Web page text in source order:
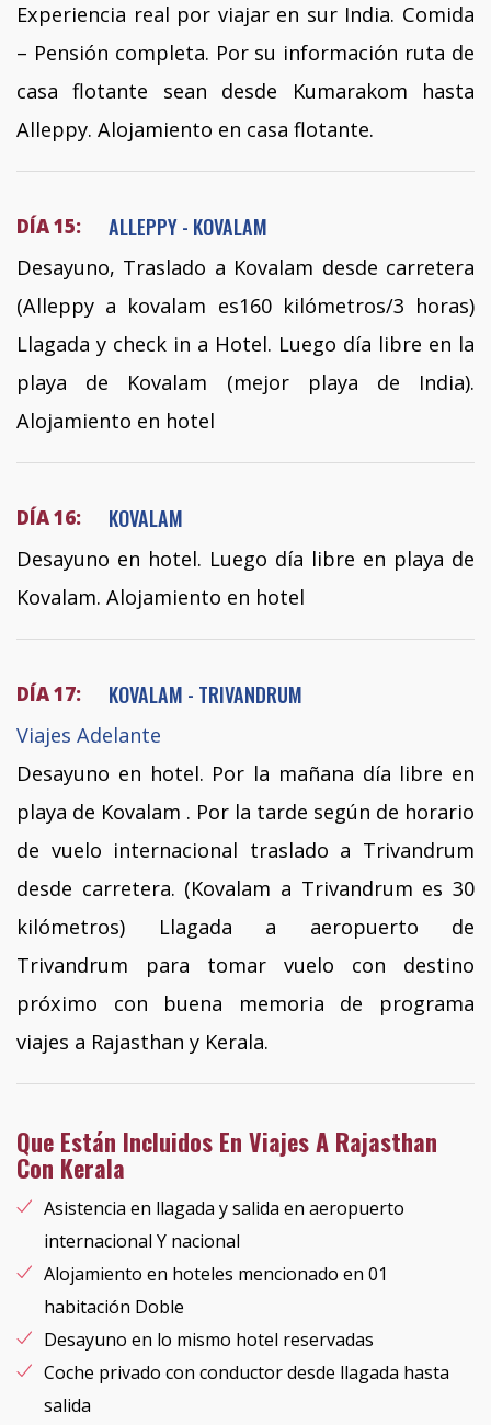
Experiencia real por viajar en sur India. Comida
– Pensión completa. Por su información ruta de
casa flotante sean desde Kumarakom hasta
Alleppy. Alojamiento en casa flotante.
DÍA 15: ALLEPPY - KOVALAM
Desayuno, Traslado a Kovalam desde carretera
(Alleppy a kovalam es160 kilómetros/3 horas)
Llagada y check in a Hotel. Luego día libre en la
playa de Kovalam (mejor playa de India).
Alojamiento en hotel
DÍA 16: KOVALAM
Desayuno en hotel. Luego día libre en playa de
Kovalam. Alojamiento en hotel
DÍA 17: KOVALAM - TRIVANDRUM
Viajes Adelante
Desayuno en hotel. Por la mañana día libre en
playa de Kovalam . Por la tarde según de horario
de vuelo internacional traslado a Trivandrum
desde carretera. (Kovalam a Trivandrum es 30
kilómetros) Llagada a aeropuerto de
Trivandrum para tomar vuelo con destino
próximo con buena memoria de programa
viajes a Rajasthan y Kerala.
Que Están Incluidos En Viajes A Rajasthan
Con Kerala
Asistencia en llagada y salida en aeropuerto
internacional Y nacional
Alojamiento en hoteles mencionado en 01
habitación Doble
Desayuno en lo mismo hotel reservadas
Coche privado con conductor desde llagada hasta
salida